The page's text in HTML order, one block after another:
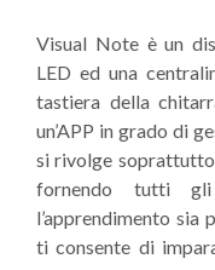
Visual Note è un
LED ed una
tastiera della
un’APP in grado di
si rivolge
fornendo tutti
l’apprendimento sia
ti consente di